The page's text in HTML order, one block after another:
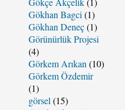
Gökhan Bagci (1)
Gökhan Deneç(1)
Görünürlük Projesi
(4)
Görkem Arıkan (10)
Görkem Özdemir
(1)
görsel (15)